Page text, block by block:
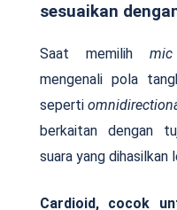
sesuaikan
Saat memilih
mengenali pola
seperti
berkaitan dengan
suara yang dihasilkan
Cardioid, cocok